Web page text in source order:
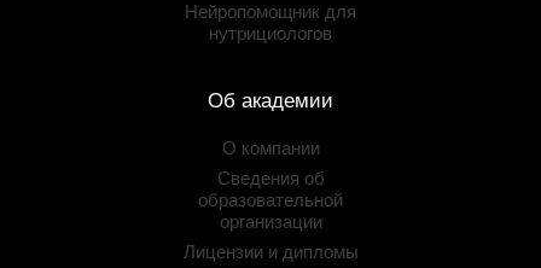
Нейропомощник для
нутрициологов
Об академии
О компании
Сведения об
образовательной
организации
Лицензии и дипломы